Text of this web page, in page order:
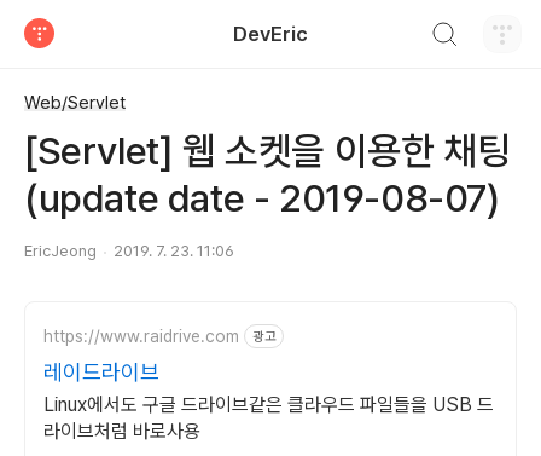
DevEric
Web/Servlet
[Servlet] 웹 소켓을 이용한 채팅
(update date - 2019-08-07)
EricJeong 2019. 7. 23. 11:06
https://www.raidrive.com 광고
레이드라이브
Linux에서도 구글 드라이브같은 클라우드 파일들을 USB 드
라이브처럼 바로사용